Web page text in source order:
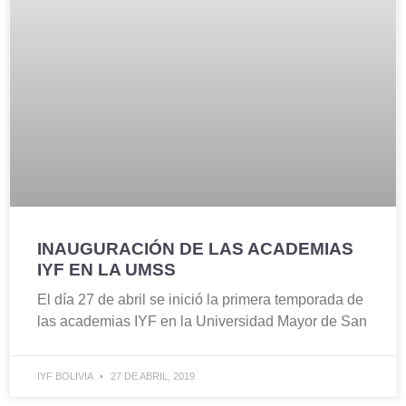
INAUGURACIÓN DE LAS ACADEMIAS
IYF EN LA UMSS
El día 27 de abril se inició la primera temporada de
las academias IYF en la Universidad Mayor de San
IYF BOLIVIA 27 DE ABRIL, 2019